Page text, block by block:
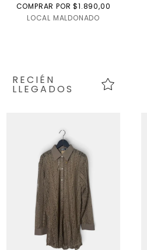
COMPRAR POR $1.890,00
LOCAL MALDONADO
RECIÉN
LLEGADOS